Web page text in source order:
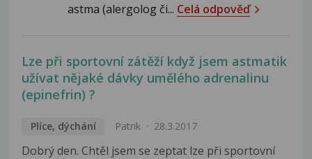
astma (alergolog či... Celá odpověď
Lze při sportovní zátěží když jsem astmatik
užívat nějaké dávky umělého adrenalinu
(epinefrin) ?
Plíce, dýchání Patrik 28.3.2017
Dobrý den. Chtěl jsem se zeptat lze při sportovní